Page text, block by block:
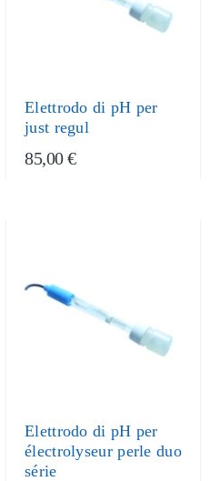
Elettrodo di pH per
just regul
85,00 €
Elettrodo di pH per
électrolyseur perle duo
série